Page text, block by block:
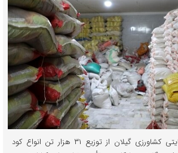
مدیر شرکت خدمات حمایتی کشاورزی گیلان از توزیع ۳۱ هزار تن انواع کود